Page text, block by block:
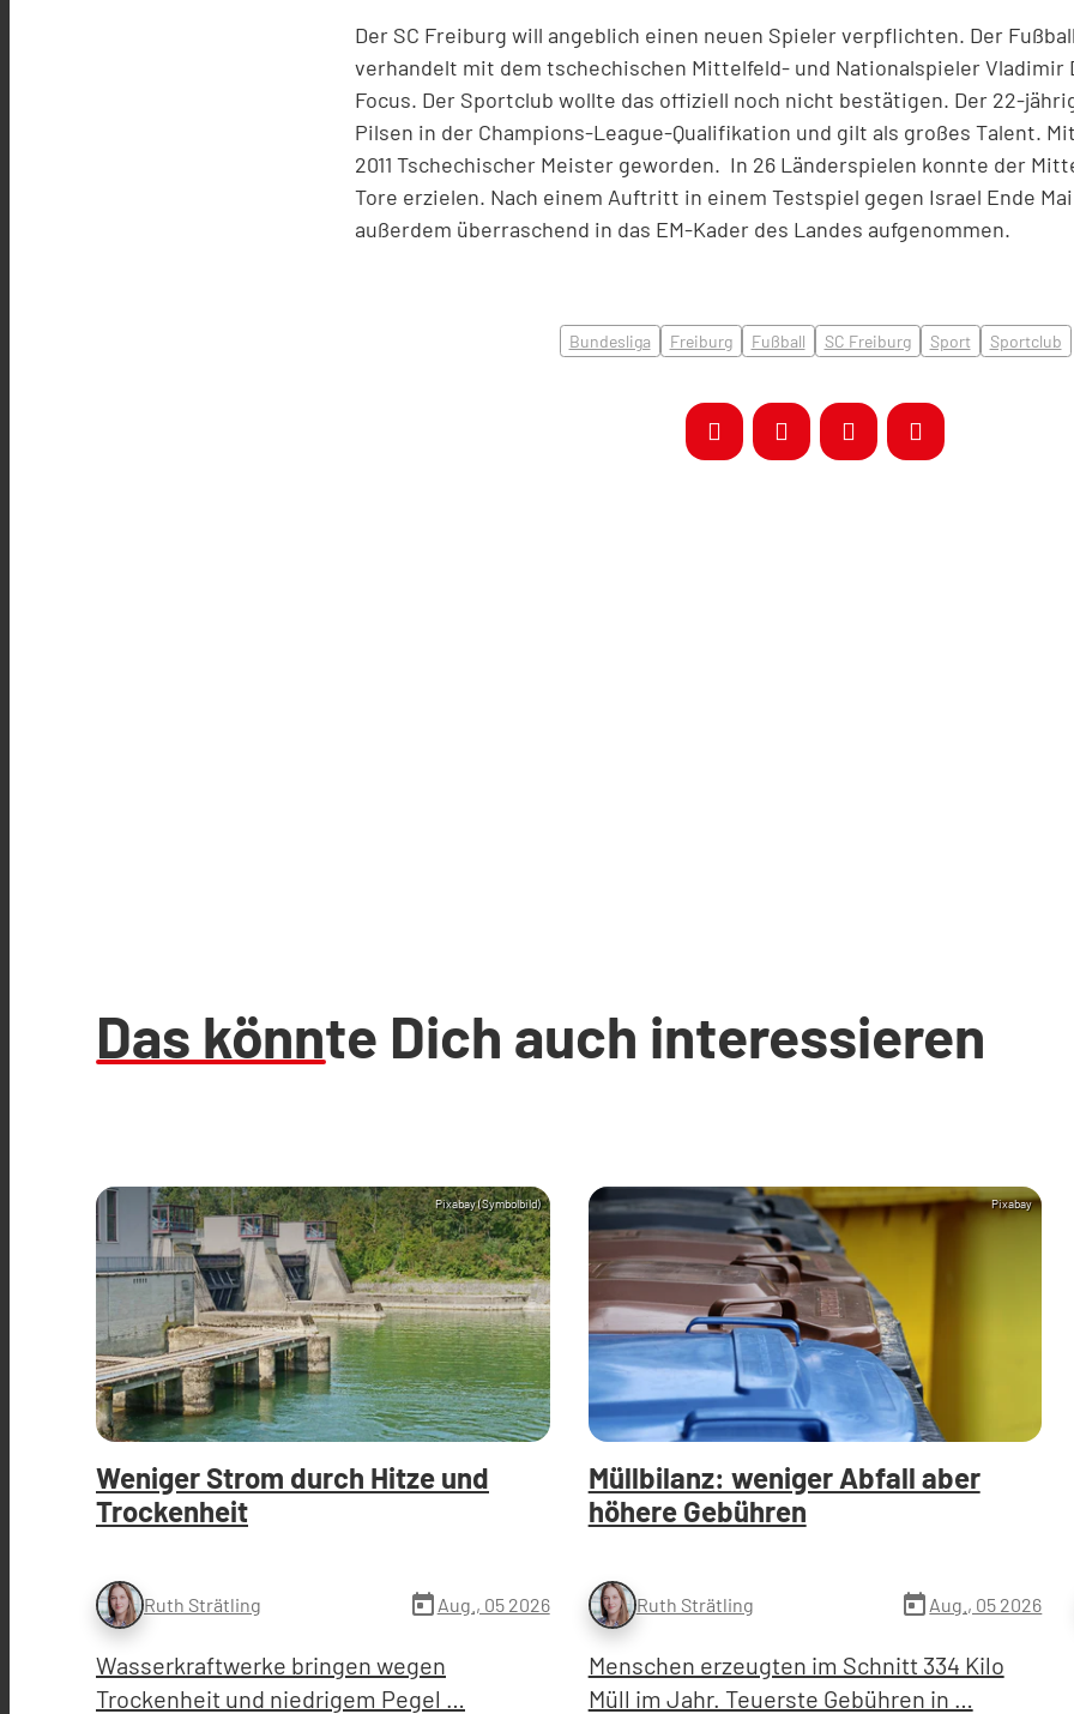
Der SC Freiburg will angeblich einen neuen Spieler verpflichten. Der
verhandelt mit dem tschechischen Mittelfeld- und Nationalspieler Vladimir
Focus. Der Sportclub wollte das offiziell noch nicht bestätigen. Der 22-
Pilsen in der Champions-League-Qualifikation und gilt als großes Talent.
2011 Tschechischer Meister geworden. In 26 Länderspielen konnte der
Tore erzielen. Nach einem Auftritt in einem Testspiel gegen Israel Ende
außerdem überraschend in das EM-Kader des Landes aufgenommen.
Bundesliga Freiburg Fußball SC Freiburg Sport Sportclub
Das könnte Dich auch interessieren
Pixabay (Symbolbild)
Weniger Strom durch Hitze und
Trockenheit
Ruth Strätling today Aug., 05 2026
Wasserkraftwerke bringen wegen
Trockenheit und niedrigem Pegel …
Pixabay
Müllbilanz: weniger Abfall aber
höhere Gebühren
Ruth Strätling todayAug., 05 2026
Menschen erzeugten im Schnitt 334 Kilo
Müll im Jahr. Teuerste Gebühren in …